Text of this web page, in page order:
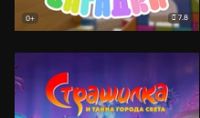
0+ 7.8